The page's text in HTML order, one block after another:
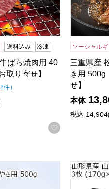
る
送料込み 冷凍
ばら焼肉用 40
取り寄せ】
（5点満点中）
2件の評価
）
お気に入りに
ソーシャルギ
三重県産
き用 500g
せ】
本体
税込 14,904
ロース200g、もも
産 山形牛ロースすきやき用
山形県産